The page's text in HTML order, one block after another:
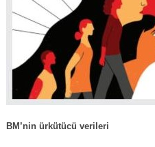
BM’nin ürkütücü verileri